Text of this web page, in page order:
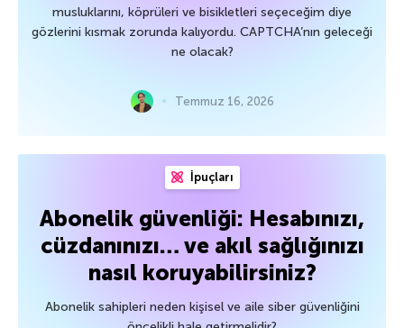
musluklarını, köprüleri ve bisikletleri seçeceğim diye
gözlerini kısmak zorunda kalıyordu. CAPTCHA’nın geleceği
ne olacak?
Temmuz 16, 2026
İpuçları
Abonelik güvenliği: Hesabınızı,
cüzdanınızı… ve akıl sağlığınızı
nasıl koruyabilirsiniz?
Abonelik sahipleri neden kişisel ve aile siber güvenliğini